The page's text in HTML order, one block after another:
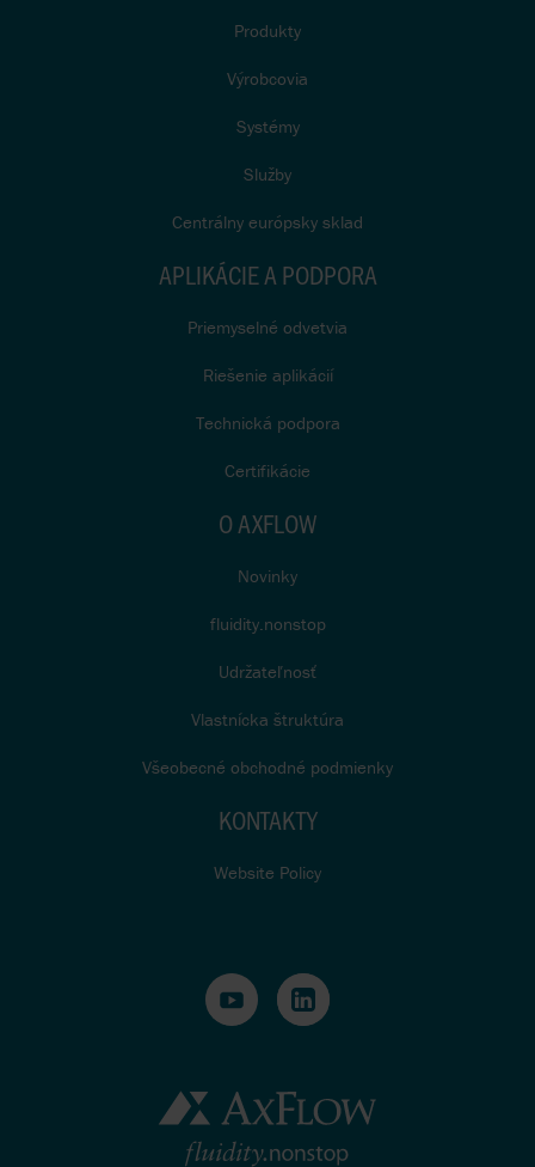
Produkty
Výrobcovia
Systémy
Služby
Centrálny európsky sklad
APLIKÁCIE A PODPORA
Priemyselné odvetvia
Riešenie aplikácií
Technická podpora
Certifikácie
O AXFLOW
Novinky
fluidity.nonstop
Udržateľnosť
Vlastnícka štruktúra
Všeobecné obchodné podmienky
KONTAKTY
Website Policy